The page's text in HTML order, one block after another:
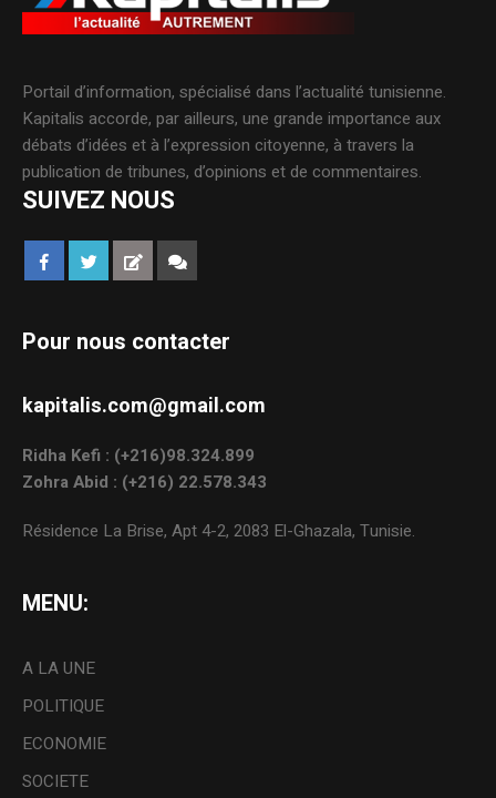
Portail d’information, spécialisé dans l’actualité tunisienne.
Kapitalis accorde, par ailleurs, une grande importance aux
débats d’idées et à l’expression citoyenne, à travers la
publication de tribunes, d’opinions et de commentaires.
SUIVEZ NOUS
Pour nous contacter
kapitalis.com@gmail.com
Ridha Kefi : (+216)98.324.899
Zohra Abid : (+216) 22.578.343
Résidence La Brise, Apt 4-2, 2083 El-Ghazala, Tunisie.
MENU:
A LA UNE
POLITIQUE
ECONOMIE
SOCIETE